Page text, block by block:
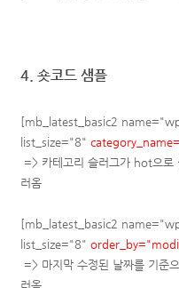
4. 숏코드 샘플
[mb_latest_basic2
list_size="8"
=> 카테고리 슬러그가 hot으로
러옴
[mb_latest_basic2
list_size="8"
=> 마지막 수정된 날짜를 기준
러옴